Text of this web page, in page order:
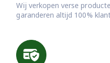
Wij verkopen verse
garanderen altijd 100%